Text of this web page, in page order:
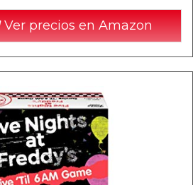
Ver precios en Amazon